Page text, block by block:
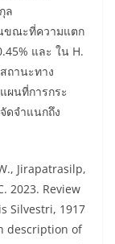
ล
ขณะที่ความแตก
และ ใน H.
ถานะทาง
ผนที่การกระ
ดจำแนกถึง
Jirapatrasilp,
2023. Review
Silvestri, 1917
description of